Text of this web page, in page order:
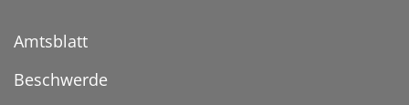
Amtsblatt
Beschwerde